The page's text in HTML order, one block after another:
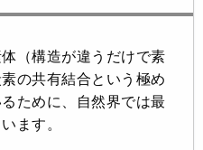
（構造が違うだけで素
の共有結合という極め
ために、自然界では最
ます。